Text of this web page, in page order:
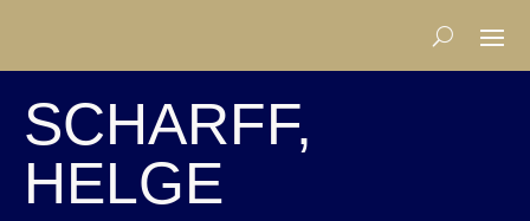
SCHARFF,
HELGE